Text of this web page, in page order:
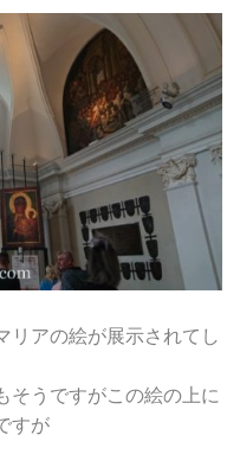
リアの絵が展示されてし
そうですがこの絵の上に
すが